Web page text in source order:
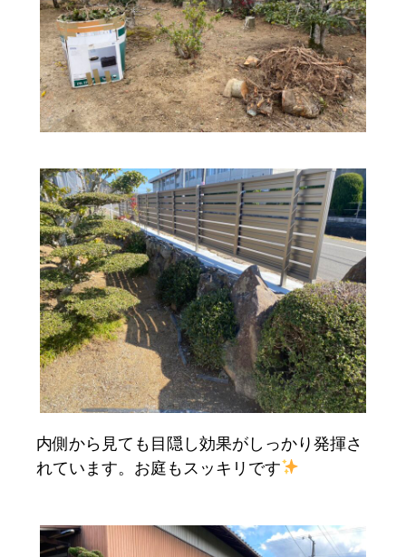
内側から見ても目隠し効果がしっかり発揮さ
れています。お庭もスッキリです